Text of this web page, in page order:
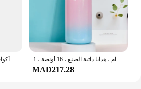
برطمان زجاجي لامع بغطاء خيزران ، بهلوان ، كوب بيرة ، زجاج شرب على شكل علبة ، قش قابل لإعادة الاستخدام ، هدايا ذاتية الصنع ، 16 أونصة ، 1 * *
MAD217.28